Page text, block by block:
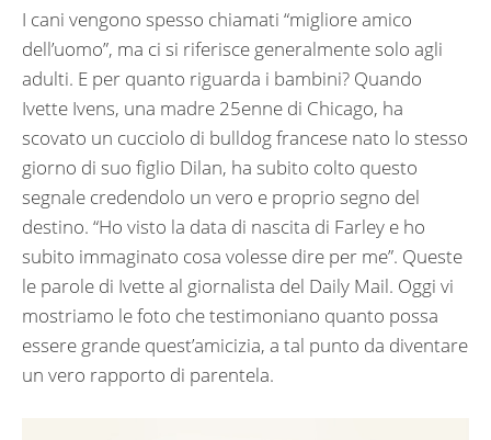
I cani vengono spesso chiamati “migliore amico
dell’uomo”, ma ci si riferisce generalmente solo agli
adulti. E per quanto riguarda i bambini? Quando
Ivette Ivens, una madre 25enne di Chicago, ha
scovato un cucciolo di bulldog francese nato lo stesso
giorno di suo figlio Dilan, ha subito colto questo
segnale credendolo un vero e proprio segno del
destino. “Ho visto la data di nascita di Farley e ho
subito immaginato cosa volesse dire per me”. Queste
le parole di Ivette al giornalista del Daily Mail. Oggi vi
mostriamo le foto che testimoniano quanto possa
essere grande quest’amicizia, a tal punto da diventare
un vero rapporto di parentela.